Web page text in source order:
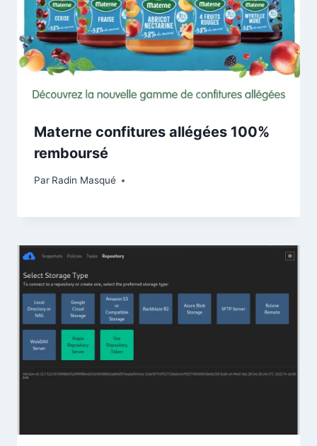
Materne confitures allégées 100%
remboursé
Par Radin Masqué